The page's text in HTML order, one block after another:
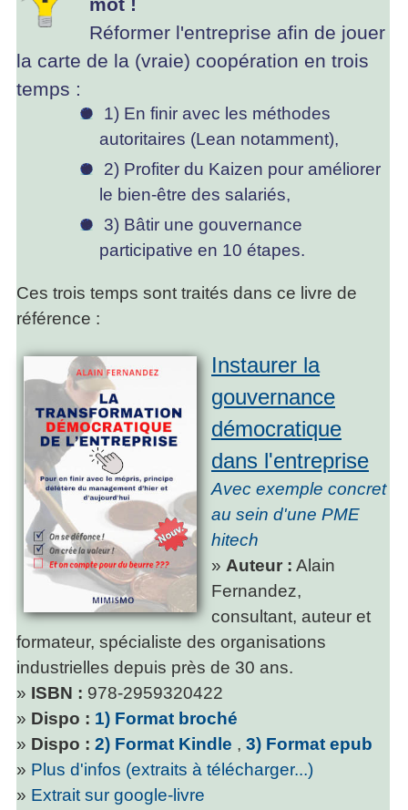
Réformer l'entreprise afin de jouer
la carte de la (vraie) coopération en trois
temps :
1) En finir avec les méthodes
autoritaires (Lean notamment),
2) Profiter du Kaizen pour améliorer
le bien-être des salariés,
3) Bâtir une gouvernance
participative en 10 étapes.
Ces trois temps sont traités dans ce livre de
référence :
Instaurer la
gouvernance
démocratique
dans l'entreprise
Avec exemple concret
au sein d'une PME
hitech
» Auteur : Alain
Fernandez,
consultant, auteur et
formateur, spécialiste des organisations
industrielles depuis près de 30 ans.
» ISBN : 978-2959320422
» Dispo : 1) Format broché
» Dispo : 2) Format Kindle , 3) Format epub
» Plus d'infos (extraits à télécharger...)
» Extrait sur google-livre